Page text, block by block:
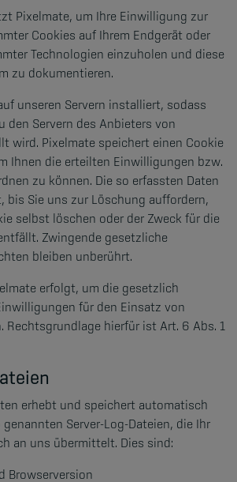
Pixelmate, um Ihre Einwilligung zur
Cookies auf Ihrem Endgerät oder
Technologien einzuholen und diese
zu dokumentieren.
unseren Servern installiert, sodass
den Servern des Anbieters von
wird. Pixelmate speichert einen Cookie
Ihnen die erteilten Einwilligungen bzw.
zu können. Die so erfassten Daten
bis Sie uns zur Löschung auffordern,
selbst löschen oder der Zweck für die
Zwingende gesetzliche
bleiben unberührt.
erfolgt, um die gesetzlich
für den Einsatz von
Rechtsgrundlage hierfür ist Art. 6 Abs. 1
erhebt und speichert automatisch
Server-Log-Dateien, die Ihr
an uns übermittelt. Dies sind:
Browserversion